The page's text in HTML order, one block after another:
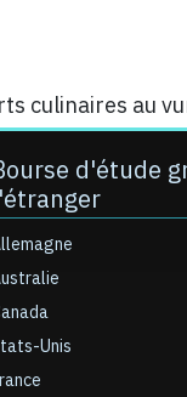
culinaires au
d'étude
Unis